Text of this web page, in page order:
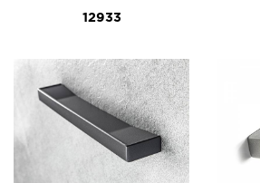
12933